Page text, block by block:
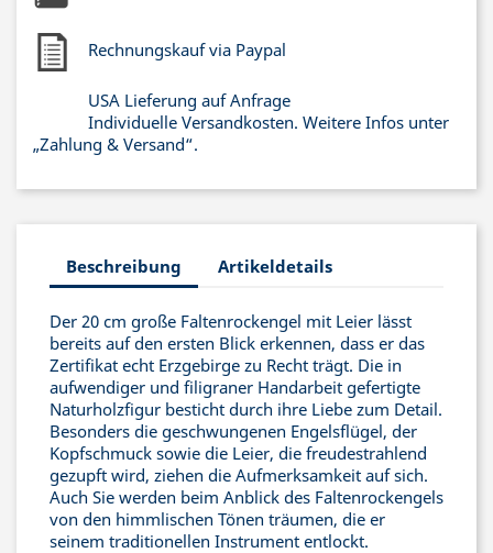
Rechnungskauf via Paypal
USA Lieferung auf Anfrage
Individuelle Versandkosten. Weitere Infos unter
„Zahlung & Versand“.
Beschreibung Artikeldetails
Der 20 cm große Faltenrockengel mit Leier lässt
bereits auf den ersten Blick erkennen, dass er das
Zertifikat echt Erzgebirge zu Recht trägt. Die in
aufwendiger und filigraner Handarbeit gefertigte
Naturholzfigur besticht durch ihre Liebe zum Detail.
Besonders die geschwungenen Engelsflügel, der
Kopfschmuck sowie die Leier, die freudestrahlend
gezupft wird, ziehen die Aufmerksamkeit auf sich.
Auch Sie werden beim Anblick des Faltenrockengels
von den himmlischen Tönen träumen, die er
seinem traditionellen Instrument entlockt.